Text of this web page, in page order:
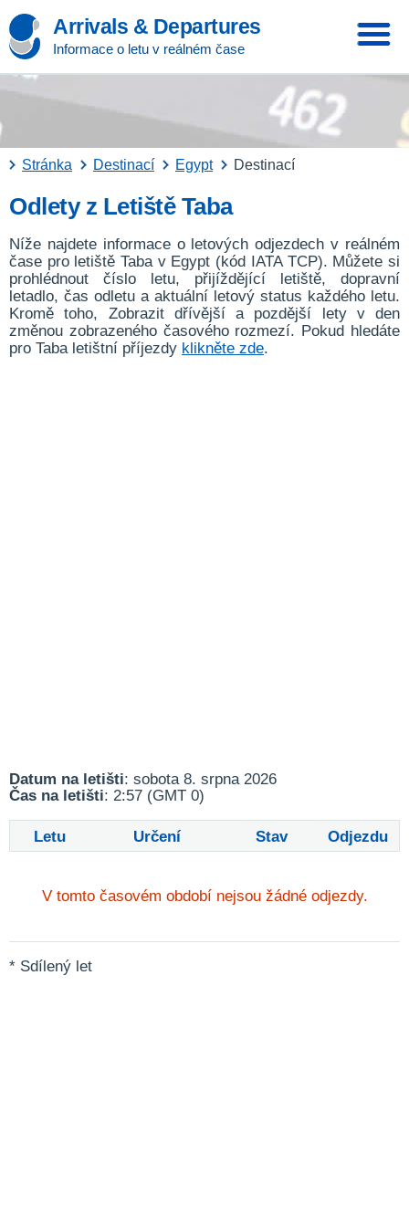
Arrivals & Departures
Informace o letu v reálném čase
Stránka Destinací Egypt Destinací
Odlety z Letiště Taba
Níže najdete informace o letových odjezdech v reálném
čase pro letiště Taba v Egypt (kód IATA TCP). Můžete si
prohlédnout číslo letu, přijíždějící letiště, dopravní
letadlo, čas odletu a aktuální letový status každého letu.
Kromě toho, Zobrazit dřívější a pozdější lety v den
změnou zobrazeného časového rozmezí. Pokud hledáte
pro Taba letištní příjezdy klikněte zde.
Datum na letišti: sobota 8. srpna 2026
Čas na letišti: 2:57 (GMT 0)
Letu Určení Stav Odjezdu
V tomto časovém období nejsou žádné odjezdy.
* Sdílený let